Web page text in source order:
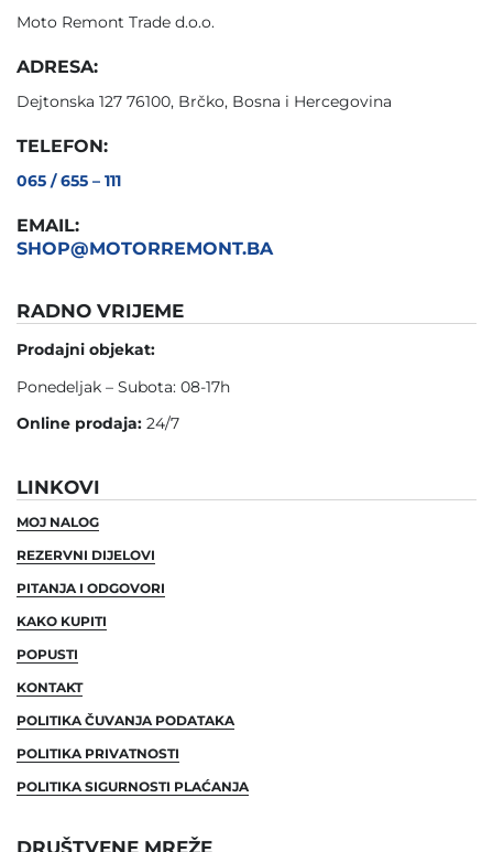
Moto Remont Trade d.o.o.
ADRESA:
Dejtonska 127 76100, Brčko, Bosna i Hercegovina
TELEFON:
065 / 655 – 111
EMAIL:
SHOP@MOTORREMONT.BA
RADNO VRIJEME
Prodajni objekat:
Ponedeljak – Subota: 08-17h
Online prodaja: 24/7
LINKOVI
MOJ NALOG
REZERVNI DIJELOVI
PITANJA I ODGOVORI
KAKO KUPITI
POPUSTI
KONTAKT
POLITIKA ČUVANJA PODATAKA
POLITIKA PRIVATNOSTI
POLITIKA SIGURNOSTI PLAĆANJA